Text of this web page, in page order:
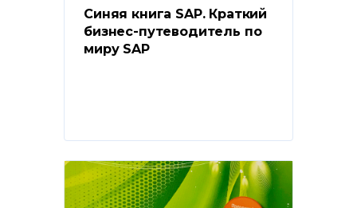
Синяя книга SAP. Краткий
бизнес-путеводитель по
миру SAP